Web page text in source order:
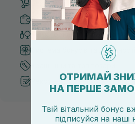
Безкоштовна доставка від
Безпечні способи оплати
Тільки оригінальна косметика
Система бонусів та лояльності
Рекомендації від косметологів
ОТРИМАЙ
НА ПЕРШЕ
Твій вітальний бонус
підписуйся на наші